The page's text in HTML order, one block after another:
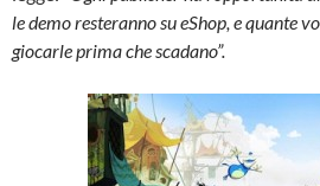
le demo resteranno su eShop, e quante
giocarle prima che scadano”.